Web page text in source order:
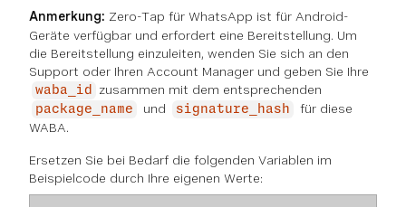
Anmerkung: Zero-Tap für WhatsApp ist für Android-
Geräte verfügbar und erfordert eine Bereitstellung. Um
die Bereitstellung einzuleiten, wenden Sie sich an den
Support oder Ihren Account Manager und geben Sie Ihre
waba_id zusammen mit dem entsprechenden
package_name und signature_hash
für diese
WABA.
Ersetzen Sie bei Bedarf die folgenden Variablen im
Beispielcode durch Ihre eigenen Werte: